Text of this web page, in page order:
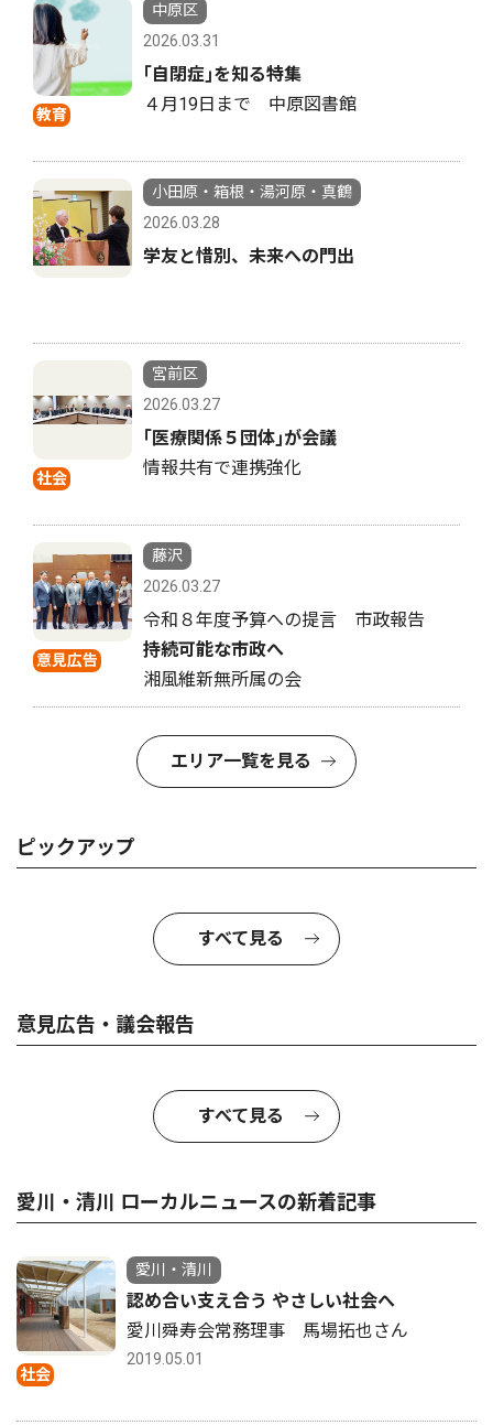
教育
中原区
2026.03.31
｢自閉症｣を知る特集
４月19日まで 中原図書館
小田原・箱根・湯河原・真鶴
2026.03.28
学友と惜別、未来への門出
社会
宮前区
2026.03.27
｢医療関係５団体｣が会議
情報共有で連携強化
意見広告
藤沢
2026.03.27
令和８年度予算への提言 市政報告
持続可能な市政へ
湘風維新無所属の会
エリア一覧を見る
ピックアップ
すべて見る
意見広告・議会報告
すべて見る
愛川・清川 ローカルニュースの新着記事
社会
愛川・清川
認め合い支え合う やさしい社会へ
愛川舜寿会常務理事 馬場拓也さん
2019.05.01